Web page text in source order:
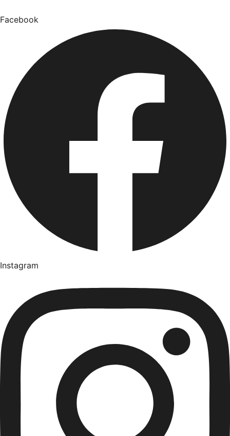
Facebook
Instagram